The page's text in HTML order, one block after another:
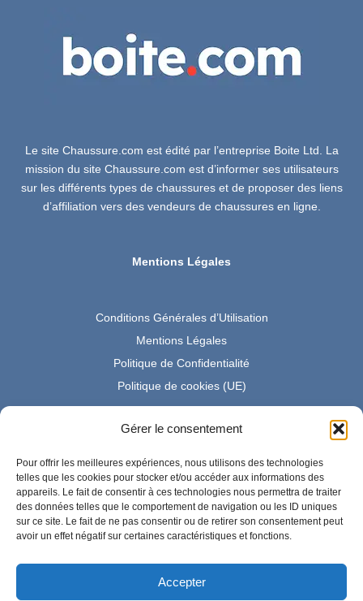
Gérer le consentement
Pour offrir les meilleures expériences, nous utilisons des technologies
telles que les cookies pour stocker et/ou accéder aux informations des
appareils. Le fait de consentir à ces technologies nous permettra de traiter
des données telles que le comportement de navigation ou les ID uniques
sur ce site. Le fait de ne pas consentir ou de retirer son consentement peut
avoir un effet négatif sur certaines caractéristiques et fonctions.
Accepter
Le site Chaussure.com est édité par l’entreprise Boite Ltd. La
mission du site Chaussure.com est d’informer ses utilisateurs
sur les différents types de chaussures et de proposer des liens
d’affiliation vers des vendeurs de chaussures en ligne.
Mentions Légales
Conditions Générales d’Utilisation
Mentions Légales
Politique de Confidentialité
Politique de cookies (UE)
En tant que Partenaire Amazon, je réalise un bénéfice sur les
achats remplissant les conditions requises.
Amazon et le logo Amazon sont des marques d'Amazon.com,